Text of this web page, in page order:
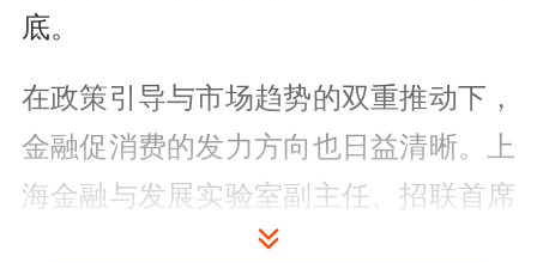
底。
在政策引导与市场趋势的双重推动下，
金融促消费的发力方向也日益清晰。上
海金融与发展实验室副主任、招联首席
研究员董希淼在接受《中国经营报》记